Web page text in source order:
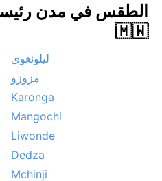
الطقس في مدن
🇲🇼
ليلونغوي
مزوزو
Karonga
Mangochi
Liwonde
Dedza
Mchinji